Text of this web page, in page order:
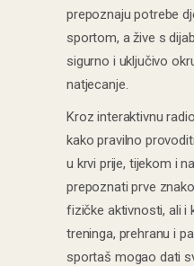
prepoznaju potrebe
sportom, a žive s
sigurno i uključivo
natjecanje.
Kroz interaktivnu
kako pravilno
u krvi prije, tijekom i
prepoznati prve
fizičke aktivnosti, ali i
treninga, prehranu i
sportaš mogao dati